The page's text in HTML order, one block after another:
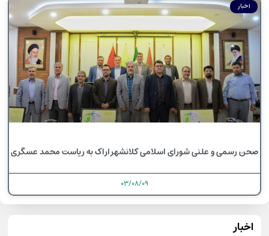
اخبار
صحن رسمی و علنی شورای اسلامی کلانشهر اراک به ریاست محمد عسگری
۰۳/۰۸/۰۹
اخبار